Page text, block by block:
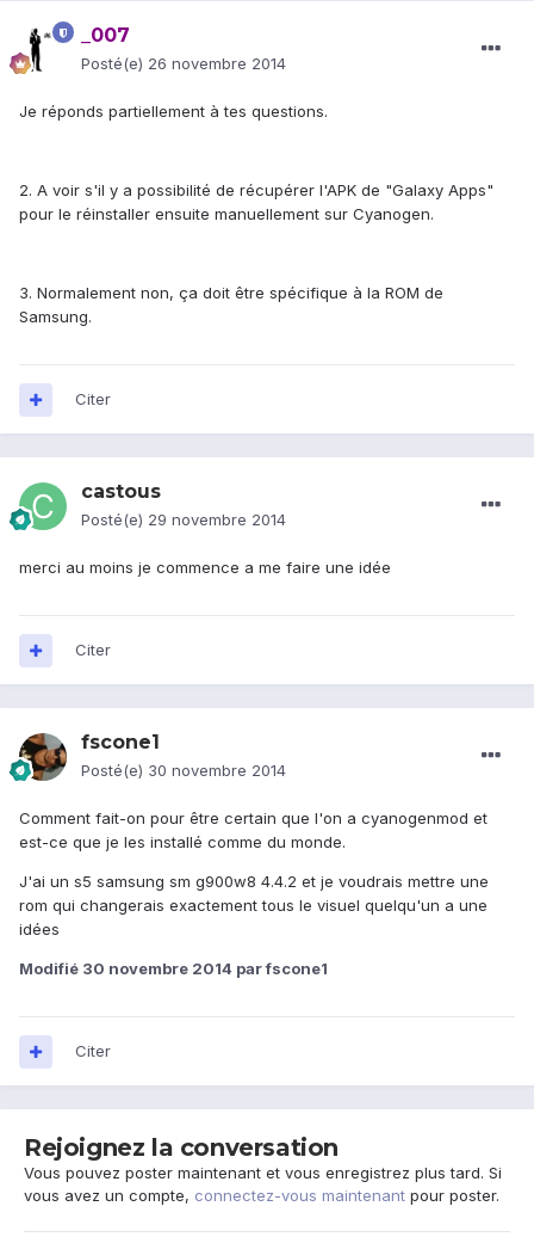
_007
Posté(e) 26 novembre 2014
Je réponds partiellement à tes questions.
2. A voir s'il y a possibilité de récupérer l'APK de "Galaxy Apps"
pour le réinstaller ensuite manuellement sur Cyanogen.
3. Normalement non, ça doit être spécifique à la ROM de
Samsung.
Citer
castous
Posté(e) 29 novembre 2014
merci au moins je commence a me faire une idée
Citer
fscone1
Posté(e) 30 novembre 2014
Comment fait-on pour être certain que l'on a cyanogenmod et
est-ce que je les installé comme du monde.
J'ai un s5 samsung sm g900w8 4.4.2 et je voudrais mettre une
rom qui changerais exactement tous le visuel quelqu'un a une
idées
Modifié 30 novembre 2014 par fscone1
Citer
Rejoignez la conversation
Vous pouvez poster maintenant et vous enregistrez plus tard. Si
vous avez un compte, connectez-vous maintenant pour poster.